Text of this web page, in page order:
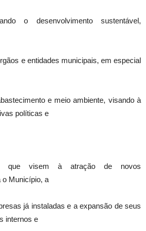
o desenvolvimento sustentável,
e entidades municipais, em especial
e meio ambiente, visando à
políticas e
que visem à atração de novos
o Município, a
já instaladas e a expansão de seus
internos e